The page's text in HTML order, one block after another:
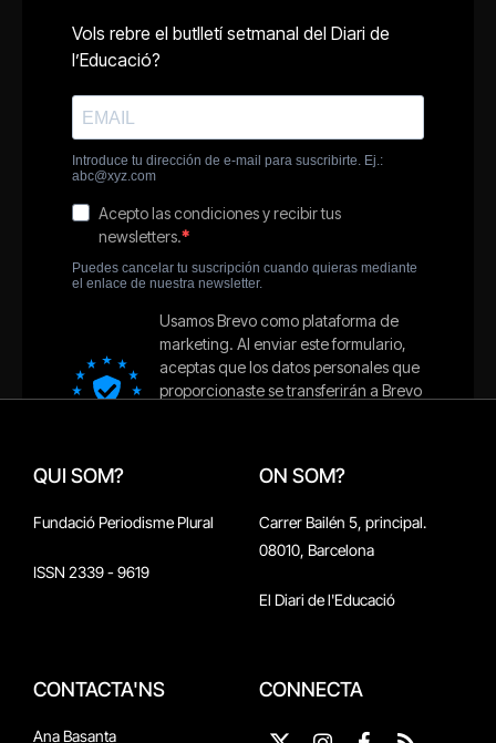
QUI SOM?
Fundació Periodisme Plural
ISSN 2339 - 9619
ON SOM?
Carrer Bailén 5, principal.
08010, Barcelona
El Diari de l'Educació
CONTACTA'NS
Ana Basanta
CONNECTA